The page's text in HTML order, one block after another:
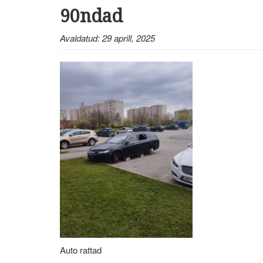
90ndad
Avaldatud: 29 aprill, 2025
Auto rattad